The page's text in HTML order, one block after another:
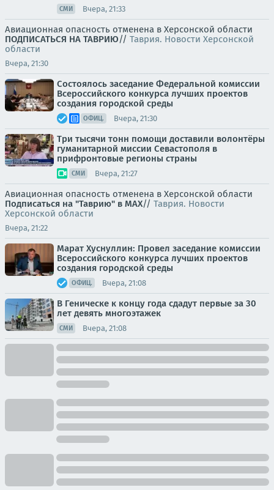
СМИ Вчера, 21:33
Авиационная опасность отменена в Херсонской области
ПОДПИСАТЬСЯ НА ТАВРИЮ// Таврия. Новости Херсонской
области
Вчера, 21:30
Состоялось заседание Федеральной комиссии
Всероссийского конкурса лучших проектов
создания городской среды
ОФИЦ. Вчера, 21:30
Три тысячи тонн помощи доставили волонтёры
гуманитарной миссии Севастополя в
прифронтовые регионы страны
СМИ Вчера, 21:27
Авиационная опасность отменена в Херсонской области
Подписаться на "Таврию" в MAX// Таврия. Новости
Херсонской области
Вчера, 21:22
Марат Хуснуллин: Провел заседание комиссии
Всероссийского конкурса лучших проектов
создания городской среды
ОФИЦ. Вчера, 21:08
В Геническе к концу года сдадут первые за 30
лет девять многоэтажек
СМИ Вчера, 21:08